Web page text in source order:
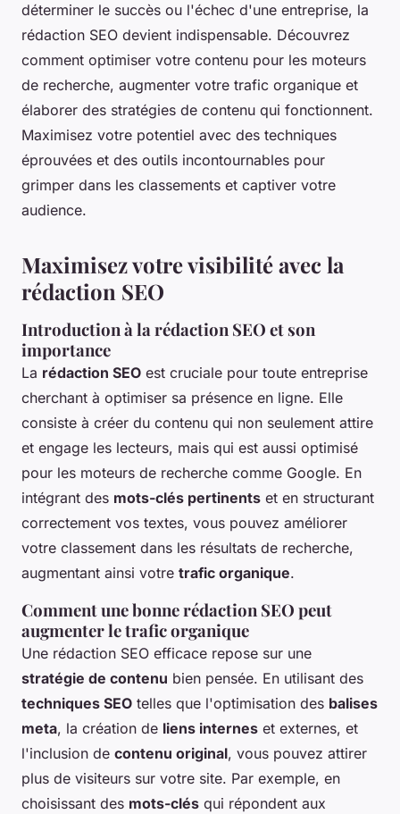
déterminer le succès ou l'échec d'une entreprise, la
rédaction SEO devient indispensable. Découvrez
comment optimiser votre contenu pour les moteurs
de recherche, augmenter votre trafic organique et
élaborer des stratégies de contenu qui fonctionnent.
Maximisez votre potentiel avec des techniques
éprouvées et des outils incontournables pour
grimper dans les classements et captiver votre
audience.
Maximisez votre visibilité avec la
rédaction SEO
Introduction à la rédaction SEO et son
importance
La rédaction SEO est cruciale pour toute entreprise
cherchant à optimiser sa présence en ligne. Elle
consiste à créer du contenu qui non seulement attire
et engage les lecteurs, mais qui est aussi optimisé
pour les moteurs de recherche comme Google. En
intégrant des mots-clés pertinents et en structurant
correctement vos textes, vous pouvez améliorer
votre classement dans les résultats de recherche,
augmentant ainsi votre trafic organique.
Comment une bonne rédaction SEO peut
augmenter le trafic organique
Une rédaction SEO efficace repose sur une
stratégie de contenu bien pensée. En utilisant des
techniques SEO telles que l'optimisation des balises
meta, la création de liens internes et externes, et
l'inclusion de contenu original, vous pouvez attirer
plus de visiteurs sur votre site. Par exemple, en
choisissant des mots-clés qui répondent aux